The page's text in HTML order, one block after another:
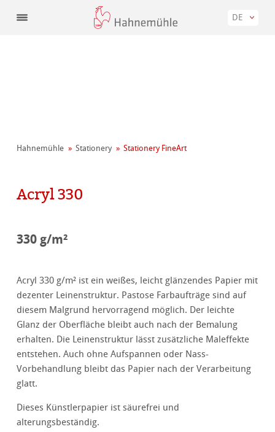
DE
Hahnemühle Stationery Stationery FineArt
Acryl 330
330 g/m²
Acryl 330 g/m² ist ein weißes, leicht glänzendes Papier mit
dezenter Leinenstruktur. Pastose Farbaufträge sind auf
diesem Malgrund hervorragend möglich. Der leichte
Glanz der Oberfläche bleibt auch nach der Bemalung
erhalten. Die Leinenstruktur lässt zusätzliche Maleffekte
entstehen. Auch ohne Aufspannen oder Nass-
Vorbehandlung bleibt das Papier nach der Verarbeitung
glatt.
Dieses Künstlerpapier ist säurefrei und
alterungsbeständig.